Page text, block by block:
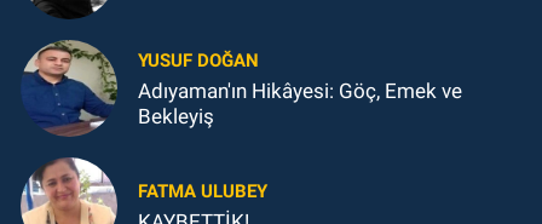
YUSUF DOĞAN
Adıyaman'ın Hikâyesi: Göç, Emek ve
Bekleyiş
FATMA ULUBEY